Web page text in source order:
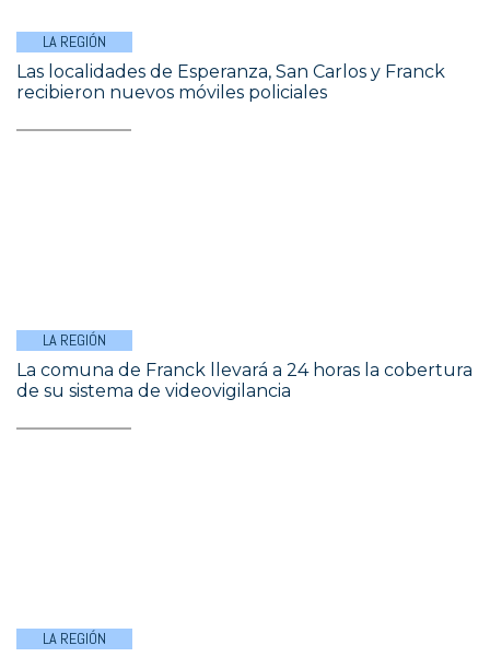
LA REGIÓN
Las localidades de Esperanza, San Carlos y Franck
recibieron nuevos móviles policiales
LA REGIÓN
La comuna de Franck llevará a 24 horas la cobertura
de su sistema de videovigilancia
LA REGIÓN